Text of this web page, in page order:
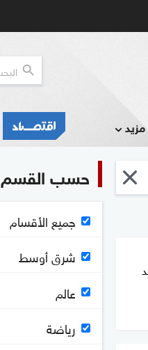
مزيد
حسب القسم
جميع الأقسام
شرق أوسط
عالم
رياضة